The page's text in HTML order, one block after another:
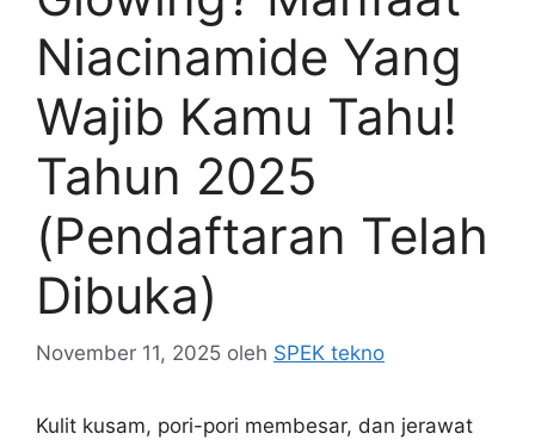
Niacinamide Yang
Wajib Kamu Tahu!
Tahun 2025
(Pendaftaran Telah
Dibuka)
November 11, 2025 oleh SPEK tekno
Kulit kusam, pori-pori membesar, dan jerawat